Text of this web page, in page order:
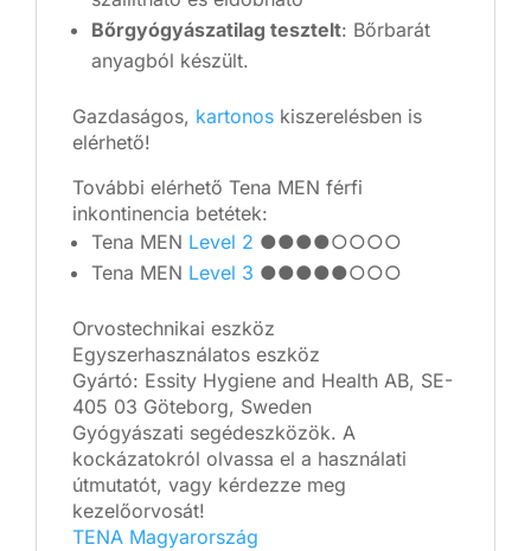
Bőrgyógyászatilag tesztelt: Bőrbarát
anyagból készült.
Gazdaságos, kartonos kiszerelésben is
elérhető!
További elérhető Tena MEN férfi
inkontinencia betétek:
Tena MEN Level 2 ●●●●○○○○
Tena MEN Level 3 ●●●●●○○○
Orvostechnikai eszköz
Egyszerhasználatos eszköz
Gyártó: Essity Hygiene and Health AB, SE-
405 03 Göteborg, Sweden
Gyógyászati segédeszközök. A
kockázatokról olvassa el a használati
útmutatót, vagy kérdezze meg
kezelőorvosát!
TENA Magyarország